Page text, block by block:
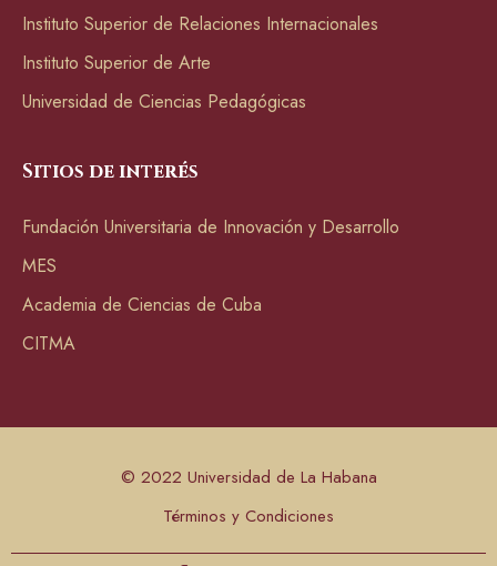
Instituto Superior de Relaciones Internacionales
Instituto Superior de Arte
Universidad de Ciencias Pedagógicas
Sitios de interés
Fundación Universitaria de Innovación y Desarrollo
MES
Academia de Ciencias de Cuba
CITMA
© 2022 Universidad de La Habana
Términos y Condiciones